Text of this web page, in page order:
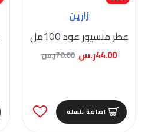
زارين
عطر منسيور عود 100مل
44.00ر.س 70.00ر.س
اضافة للسلة